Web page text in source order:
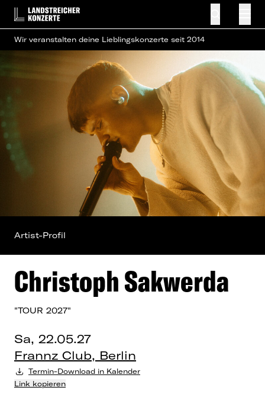
Wir veranstalten deine Lieblingskonzerte seit 2014
Christoph Sakwerda
"TOUR 2027"
Sa, 22.05.27
Frannz Club, Berlin
Termin-Download in Kalender
Link kopieren
Artist-Profil